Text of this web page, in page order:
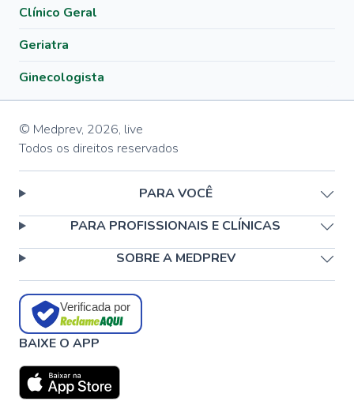
Clínico Geral
Geriatra
Ginecologista
© Medprev, 2026, live
Todos os direitos reservados
PARA VOCÊ
PARA PROFISSIONAIS E CLÍNICAS
SOBRE A MEDPREV
Verificada por
BAIXE O APP